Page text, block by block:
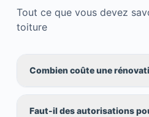
Tout ce que vous devez
toiture
Combien coûte une
Faut-il des autorisations